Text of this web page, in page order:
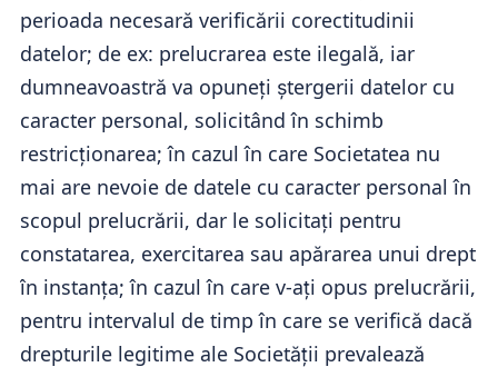
perioada necesară verificării corectitudinii
datelor; de ex: prelucrarea este ilegală, iar
dumneavoastră va opuneți ștergerii datelor cu
caracter personal, solicitând în schimb
restricționarea; în cazul în care Societatea nu
mai are nevoie de datele cu caracter personal în
scopul prelucrării, dar le solicitați pentru
constatarea, exercitarea sau apărarea unui drept
în instanța; în cazul în care v-ați opus prelucrării,
pentru intervalul de timp în care se verifică dacă
drepturile legitime ale Societății prevalează